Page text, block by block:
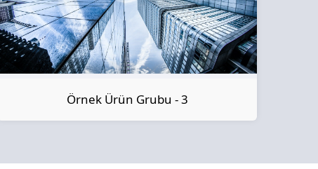
Örnek Ürün Grubu - 3